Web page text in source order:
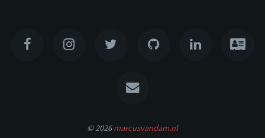
© 2026marcusvandam.nl